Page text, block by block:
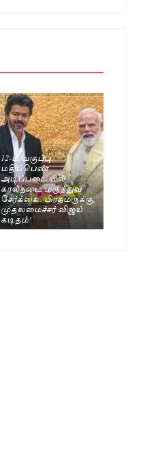
12-ம் வகுப்பு
மதிப்பெண்
அடிப்படையில்
கால்நடை மருத்துவ
சேர்க்கை.. பிரதமருக்கு,
முதலமைச்சர் விஜய்
கடிதம்!